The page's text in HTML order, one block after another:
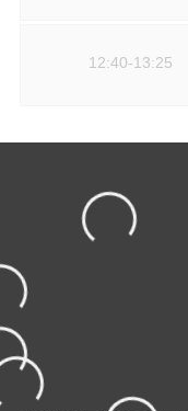
12:40-13:25